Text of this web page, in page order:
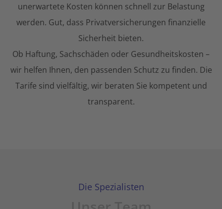
unerwartete Kosten können schnell zur Belastung
werden. Gut, dass Privatversicherungen finanzielle
Sicherheit bieten.
Ob Haftung, Sachschäden oder Gesundheitskosten –
wir helfen Ihnen, den passenden Schutz zu finden. Die
Tarife sind vielfältig, wir beraten Sie kompetent und
transparent.
Die Spezialisten